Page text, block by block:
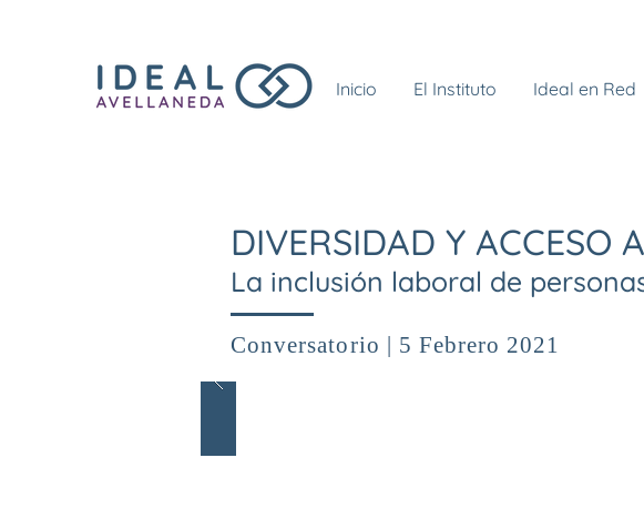
Inicio El Instituto Ideal en Red
DIVERSIDAD Y ACCESO
La inclusión laboral de
Conversatorio | 5 Febrero 2021